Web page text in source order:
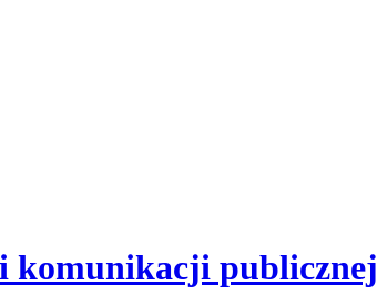
komunikacji publicznej